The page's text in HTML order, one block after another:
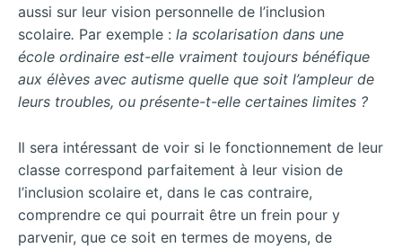
aussi sur leur vision personnelle de l’inclusion
scolaire. Par exemple : la scolarisation dans une
école ordinaire est-elle vraiment toujours bénéfique
aux élèves avec autisme quelle que soit l’ampleur de
leurs troubles, ou présente-t-elle certaines limites ?
Il sera intéressant de voir si le fonctionnement de leur
classe correspond parfaitement à leur vision de
l’inclusion scolaire et, dans le cas contraire,
comprendre ce qui pourrait être un frein pour y
parvenir, que ce soit en termes de moyens, de